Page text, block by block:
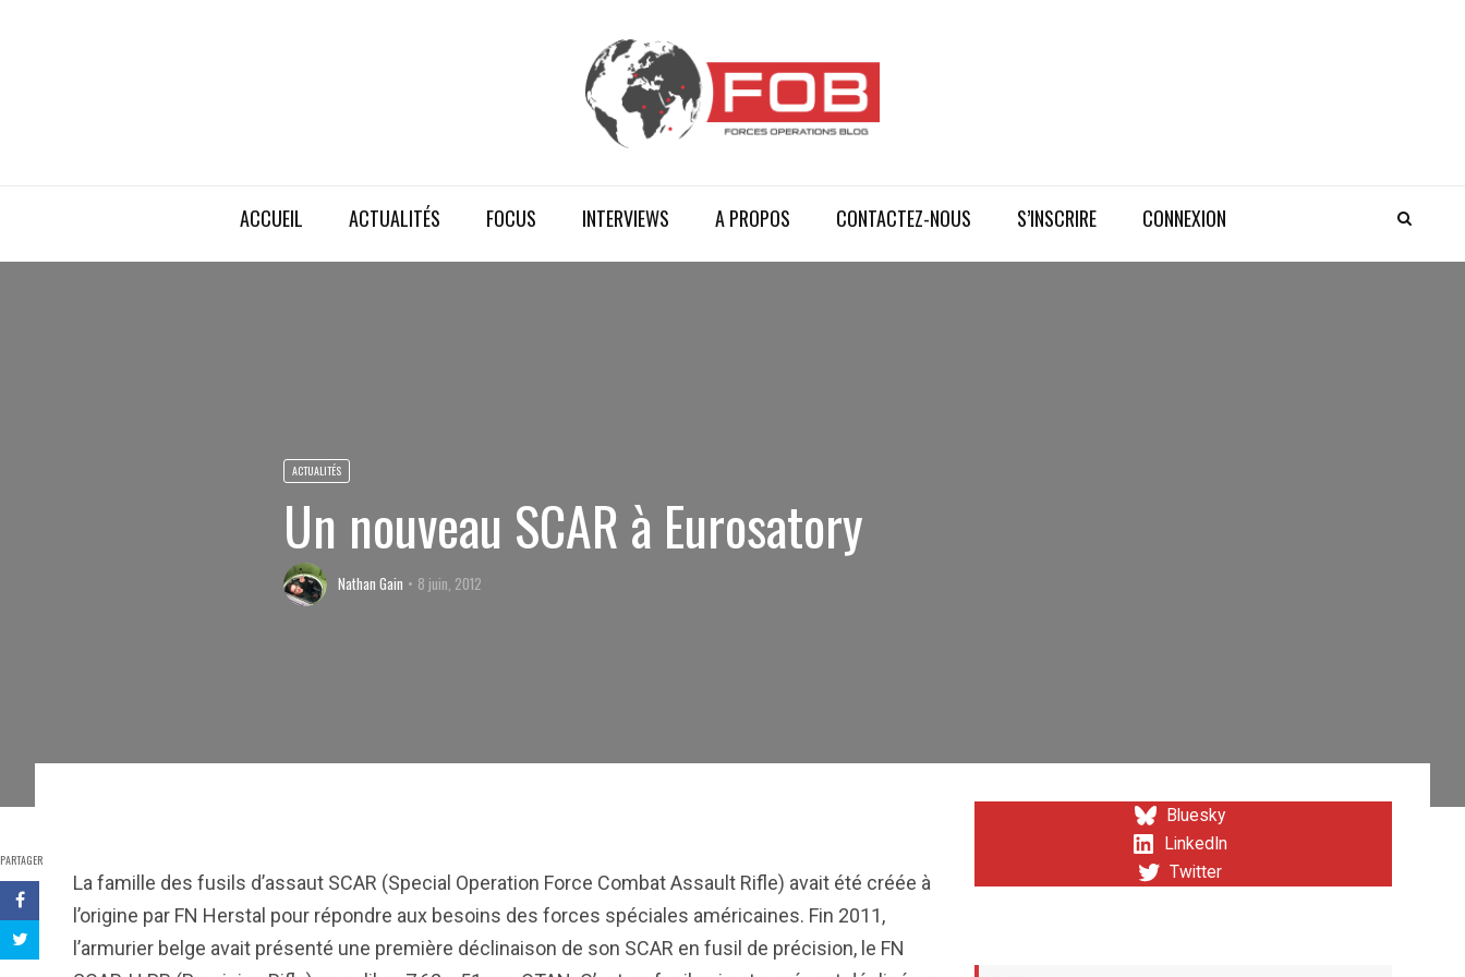
ACCUEIL ACTUALITÉS FOCUS INTERVIEWS A PROPOS CONTACTEZ-NOUS S’INSCRIRE CONNEXION
ACTUALITÉS
Un nouveau SCAR à Eurosatory
Nathan Gain 8 juin, 2012
PARTAGER
La famille des fusils d’assaut SCAR (Special Operation Force Combat Assault Rifle) avait été créée à
l’origine par FN Herstal pour répondre aux besoins des forces spéciales américaines. Fin 2011,
l’armurier belge avait présenté une première déclinaison de son SCAR en fusil de précision, le FN
Bluesky
LinkedIn
Twitter